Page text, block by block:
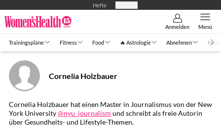
Hefte
Anmelden Menü
Trainingspläne Fitness Food 🔥 Astrologie Abnehmen
Cornelia Holzbauer
Cornelia Holzbauer hat einen Master in Journalismus von der New
York University@nyu_journalism und schreibt als freie Autorin
über Gesundheits- und Lifestyle-Themen.